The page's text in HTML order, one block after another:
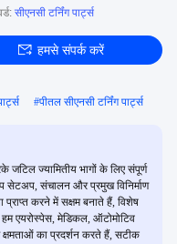
सीएनसी टर्निंग पार्ट्स
हमसे संपर्क करें
#पीतल सीएनसी टर्निंग पार्ट्स
ज्यामितीय भागों के लिए संपूर्ण
सेटअप, संचालन और प्रमुख विनिर्माण
करने में सक्षम बनाते हैं, विशेष
एयरोस्पेस, मेडिकल, ऑटोमोटिव
क्षमताओं का प्रदर्शन करते हैं, सटीक